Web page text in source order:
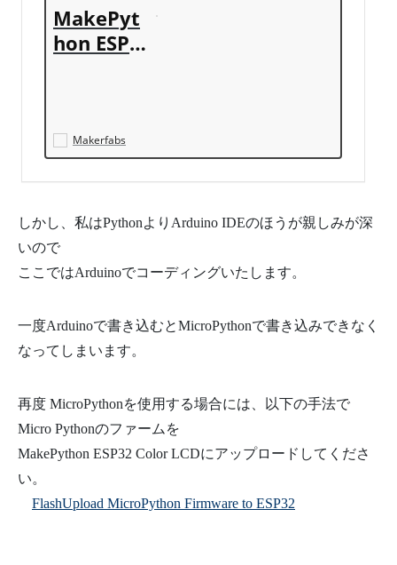
MakePyt
hon ESP3
Makerfabs
しかし、私はPythonよりArduino IDEのほうが親しみが深
いので
ここではArduinoでコーディングいたします。
一度Arduinoで書き込むとMicroPythonで書き込みできなく
なってしまいます。
再度 MicroPythonを使用する場合には、以下の手法で
Micro Pythonのファームを
MakePython ESP32 Color LCDにアップロードしてくださ
い。
FlashUpload MicroPython Firmware to ESP32